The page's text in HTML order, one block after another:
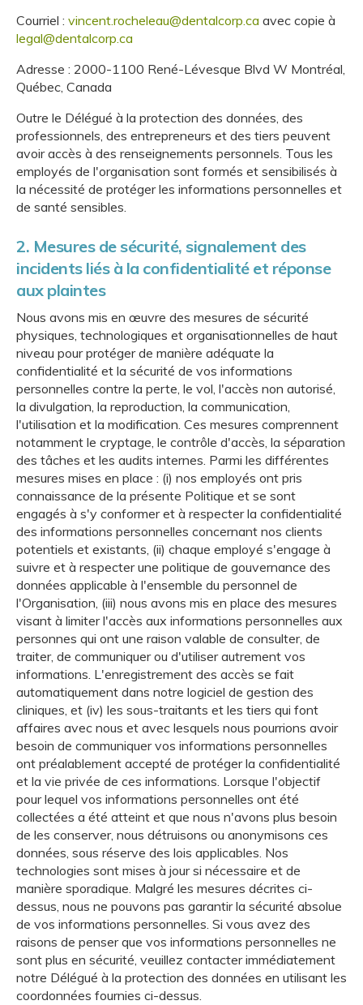
Courriel : vincent.rocheleau@dentalcorp.ca avec copie à
legal@dentalcorp.ca
Adresse : 2000-1100 René-Lévesque Blvd W Montréal,
Québec, Canada
Outre le Délégué à la protection des données, des
professionnels, des entrepreneurs et des tiers peuvent
avoir accès à des renseignements personnels. Tous les
employés de l'organisation sont formés et sensibilisés à
la nécessité de protéger les informations personnelles et
de santé sensibles.
2. Mesures de sécurité, signalement des
incidents liés à la confidentialité et réponse
aux plaintes
Nous avons mis en œuvre des mesures de sécurité
physiques, technologiques et organisationnelles de haut
niveau pour protéger de manière adéquate la
confidentialité et la sécurité de vos informations
personnelles contre la perte, le vol, l'accès non autorisé,
la divulgation, la reproduction, la communication,
l'utilisation et la modification. Ces mesures comprennent
notamment le cryptage, le contrôle d'accès, la séparation
des tâches et les audits internes. Parmi les différentes
mesures mises en place : (i) nos employés ont pris
connaissance de la présente Politique et se sont
engagés à s'y conformer et à respecter la confidentialité
des informations personnelles concernant nos clients
potentiels et existants, (ii) chaque employé s'engage à
suivre et à respecter une politique de gouvernance des
données applicable à l'ensemble du personnel de
l'Organisation, (iii) nous avons mis en place des mesures
visant à limiter l'accès aux informations personnelles aux
personnes qui ont une raison valable de consulter, de
traiter, de communiquer ou d'utiliser autrement vos
informations. L'enregistrement des accès se fait
automatiquement dans notre logiciel de gestion des
cliniques, et (iv) les sous-traitants et les tiers qui font
affaires avec nous et avec lesquels nous pourrions avoir
besoin de communiquer vos informations personnelles
ont préalablement accepté de protéger la confidentialité
et la vie privée de ces informations. Lorsque l'objectif
pour lequel vos informations personnelles ont été
collectées a été atteint et que nous n'avons plus besoin
de les conserver, nous détruisons ou anonymisons ces
données, sous réserve des lois applicables. Nos
technologies sont mises à jour si nécessaire et de
manière sporadique. Malgré les mesures décrites ci-
dessus, nous ne pouvons pas garantir la sécurité absolue
de vos informations personnelles. Si vous avez des
raisons de penser que vos informations personnelles ne
sont plus en sécurité, veuillez contacter immédiatement
notre Délégué à la protection des données en utilisant les
coordonnées fournies ci-dessus.